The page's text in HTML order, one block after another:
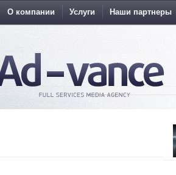
О компании Услуги Наши партнеры